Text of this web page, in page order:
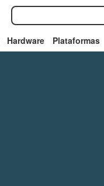
Hardware Plataformas